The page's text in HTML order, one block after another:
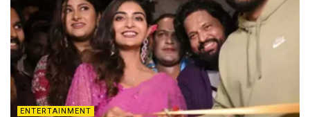
ENTERTAINMENT